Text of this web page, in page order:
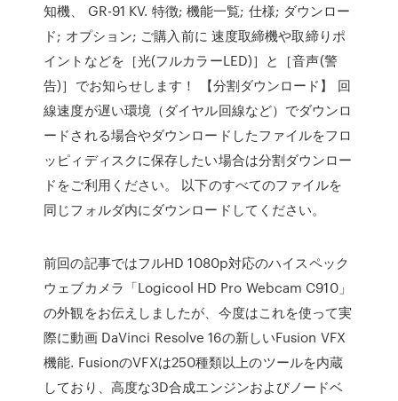
知機、 GR-91 KV. 特徴; 機能一覧; 仕様; ダウンロー
ド; オプション; ご購入前に 速度取締機や取締りポ
イントなどを［光(フルカラーLED)］と［音声(警
告)］でお知らせします！ 【分割ダウンロード】 回
線速度が遅い環境（ダイヤル回線など）でダウンロ
ードされる場合やダウンロードしたファイルをフロ
ッピィディスクに保存したい場合は分割ダウンロー
ドをご利用ください。 以下のすべてのファイルを
同じフォルダ内にダウンロードしてください。
前回の記事ではフルHD 1080p対応のハイスペック
ウェブカメラ「Logicool HD Pro Webcam C910」
の外観をお伝えしましたが、今度はこれを使って実
際に動画 DaVinci Resolve 16の新しいFusion VFX
機能. FusionのVFXは250種類以上のツールを内蔵
しており、高度な3D合成エンジンおよびノードベ